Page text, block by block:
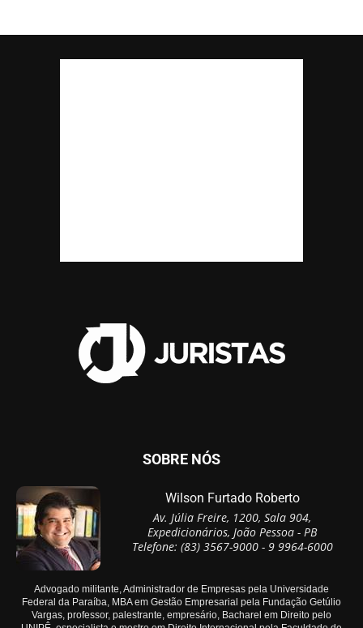
SOBRE NÓS
Wilson Furtado Roberto
Av. Júlia Freire, 1200, Sala 904,
Expedicionários, João Pessoa - PB
Telefone: (83) 3567-9000 - 9 9964-6000
Advogado militante, Administrador de Empresas pela Universidade
Federal da Paraíba, MBA em Gestão Empresarial pela Fundação Getúlio
Vargas, professor, palestrante, empresário, Bacharel em Direito pelo